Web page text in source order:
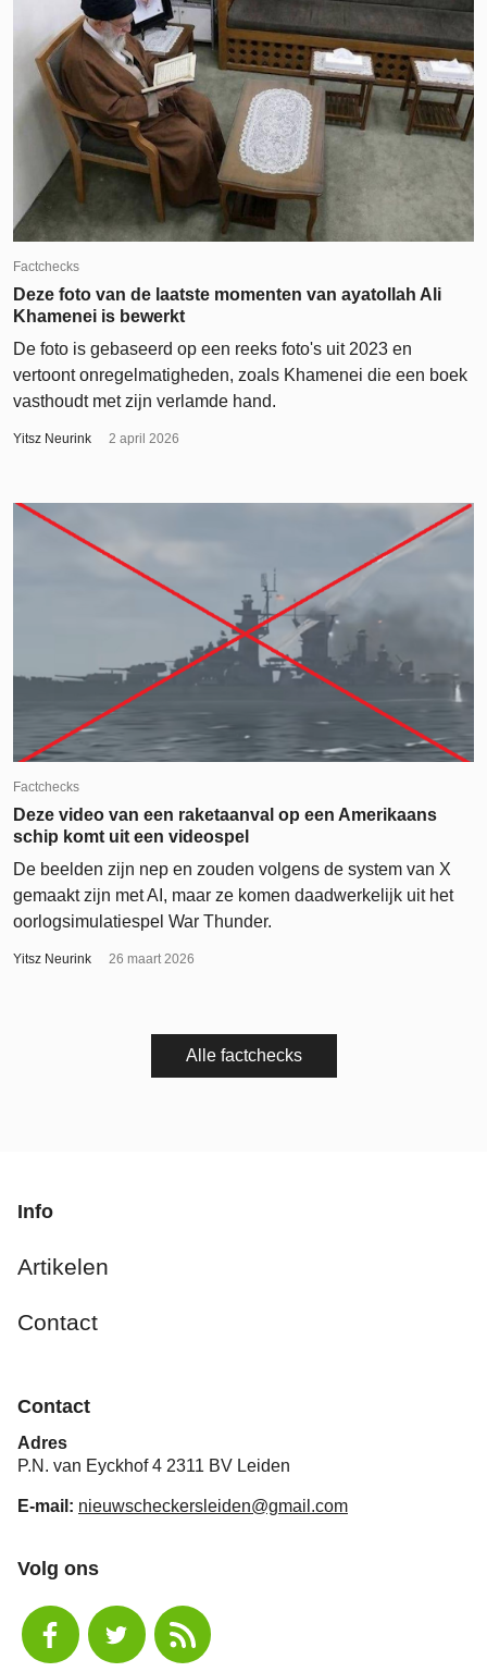
Factchecks
Deze foto van de laatste momenten van ayatollah Ali
Khamenei is bewerkt
De foto is gebaseerd op een reeks foto's uit 2023 en
vertoont onregelmatigheden, zoals Khamenei die een boek
vasthoudt met zijn verlamde hand.
Yitsz Neurink 2 april 2026
Factchecks
Deze video van een raketaanval op een Amerikaans
schip komt uit een videospel
De beelden zijn nep en zouden volgens de system van X
gemaakt zijn met AI, maar ze komen daadwerkelijk uit het
oorlogsimulatiespel War Thunder.
Yitsz Neurink 26 maart 2026
Alle factchecks
Info
Artikelen
Contact
Contact
Adres
P.N. van Eyckhof 4 2311 BV Leiden
E-mail: nieuwscheckersleiden@gmail.com
Volg ons